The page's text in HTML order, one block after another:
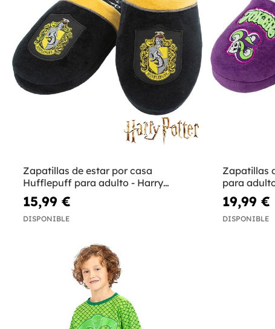
Zapatillas de estar por casa
Hufflepuff para adulto - Harry
Potter
15,99 €
DISPONIBLE
Zapatillas
para
19,99 €
DISPONIBLE